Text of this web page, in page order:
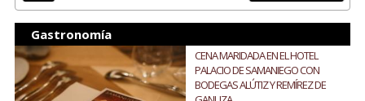
Gastronomía
CENA MARIDADA EN EL HOTEL
PALACIO DE SAMANIEGO CON
BODEGAS ALÚTIZ Y REMÍREZ DE